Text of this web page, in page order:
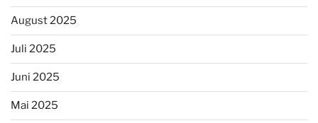
August 2025
Juli 2025
Juni 2025
Mai 2025